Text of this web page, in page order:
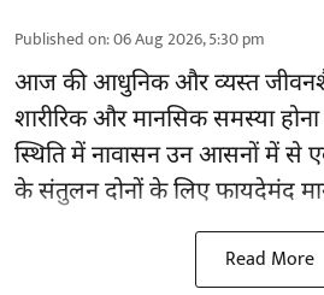
Published on:06 Aug 2026, 5:30 pm
आज की आधुनिक और व्यस्त
शारीरिक और मानसिक समस्या
स्थिति में नावासन उनआसनोंमें से
के संतुलन दोनों के लिए फायदेमंद
Read More